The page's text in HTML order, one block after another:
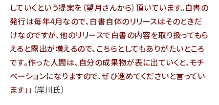
していくという提案を（望月さんから）頂いています。白書の
発行は毎年4月なので、白書自体のリリースはそのときだ
けなのですが、他のリリースで白書の内容を取り扱ってもら
えると露出が増えるので、こちらとしてもありがたいところ
です。作った人間は、自分の成果物が表に出ていくと、モチ
ベーションになりますので、ぜひ進めてくださいと言ってい
ます 」（岸川氏）